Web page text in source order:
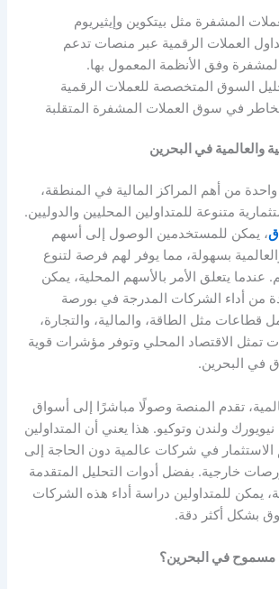
المشفرة مثل بيتكوين وإيثيريوم
العملات الرقمية عبر منصات تدعم
وفق الأنظمة المعمول بها.
السوق المتخصصة للعملات الرقمية
في سوق العملات المشفرة المتقلبة
والعالمية في البحرين
من أهم المراكز المالية في المنطقة،
متنوعة للمتداولين المحليين والدوليين.
، يمكن للمستخدمين الوصول إلى أسهم
بسهولة، مما يوفر لهم فرصة لتنوع
عندما يتعلق الأمر بالأسهم المحلية، يمكن
من أداء الشركات المدرجة في بورصة
قطاعات مثل الطاقة، والمالية، والتجارة،
تمثل الاقتصاد المحلي وتوفر مؤشرات قوية
في البحرين.
تقدم المنصة وصولًا مباشرًا إلى أسواق
ولندن وتوكيو. هذا يعني أن المتداولين
في شركات عالمية دون الحاجة إلى
خارجية. بفضل أدوات التحليل المتقدمة
يمكن للمتداولين دراسة أداء هذه الشركات
بشكل أكثر دقة.
في البحرين؟